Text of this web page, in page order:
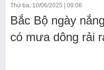
Thứ ba, 10/06/2025 09:06
Bắc Bộ ngày
có mưa dông rải